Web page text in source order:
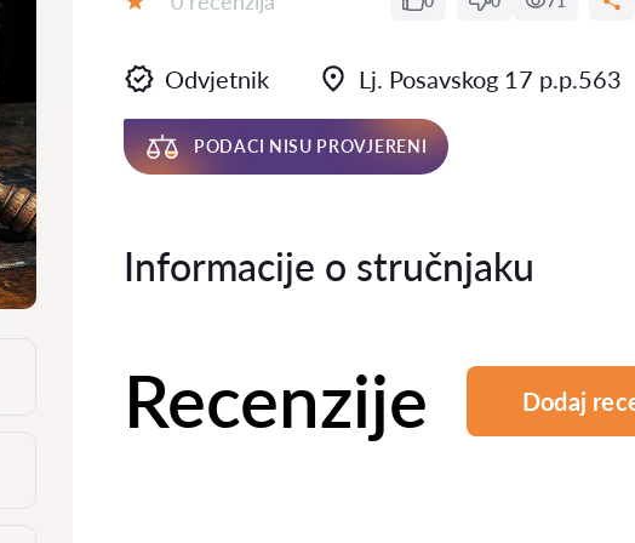
Odvjetnik Lj. Posavskog 17 p.p.563
PODACI NISU PROVJERENI
Informacije o stručnjaku
Recenzije Dodaj